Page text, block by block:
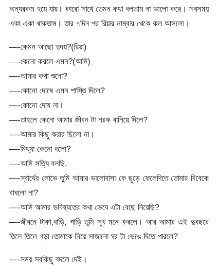
অন্যরকম হয়ে যায়। কারো সাথে তেমন কথা বলতাম না ভালো করে। সবসময়
একা একা থাকতাম। তার ৭দিন পর রিয়ার নাম্বার থেকে কল আসলো।
—-কেমন আছো হৃদয়?(রিয়া)
—-কেনো করলে এমন?(আমি)
—-আমার কথা শুনো?
—-কোনো দোষে এমন শাস্তি দিলে?
—-কোনো দোষ না।
—-তাহলে কেনো আমার জীবন টা নরক বানিয়ে দিলে?
—-আমার কিছু করার ছিলো না।
—-মিথ্যা কেনো বলো?
—-আমি সত্যি বলছি.
—-স্বার্থের লোভে তুমি আমার ভালোবাসা কে ছুড়ে ফেলেদিতে তোমার বিবেকে
বাধলো না?
—-আমি আমার ভবিষ্যতের কথা ভেবে এটা বেছে নিয়েছি?
—-জীবনে টাকা,বাড়ি, গাড়ি তুমি সুখ মনে করলে। আর আমার এই দুবছরে
তিলে তিলে গড়া তোমাকে নিয়ে সাজানো ঘর টা ভেঙে দিতে পারলে?
—-সময় সবকিছু বদলে দেই।